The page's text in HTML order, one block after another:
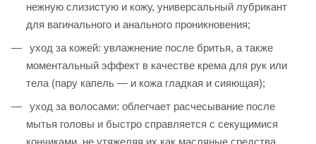
нежную слизистую и кожу, универсальный лубрикант
для вагинального и анального проникновения;
уход за кожей: увлажнение после бритья, а также
моментальный эффект в качестве крема для рук или
тела (пару капель — и кожа гладкая и сияющая);
уход за волосами: облегчает расчесывание после
мытья головы и быстро справляется с секущимися